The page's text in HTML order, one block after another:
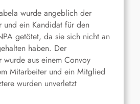
wurde angeblich der
und ein Kandidat für den
getötet, da sie sich nicht an
haben. Der
wurde aus einem Convoy
Mitarbeiter und ein Mitglied
wurden unverletzt